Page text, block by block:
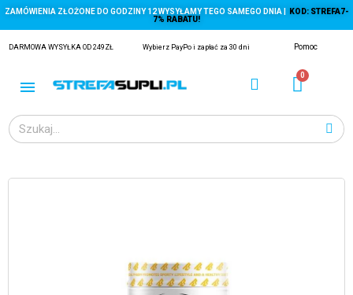
ZAMÓWIENIA ZŁOŻONE DO GODZINY 12 WYSYŁAMY TEGO SAMEGO DNIA |
KOD: STREFA7-
7% RABATU!
DARMOWA WYSYŁKA OD 249ZŁ Wybierz PayPo i zapłać za 30 dni Pomoc